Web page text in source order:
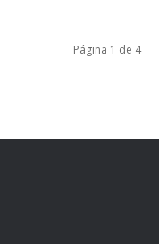
Página 1 de 4